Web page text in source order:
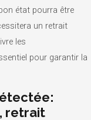
état pourra être
un retrait
les
pour garantir la
retrait